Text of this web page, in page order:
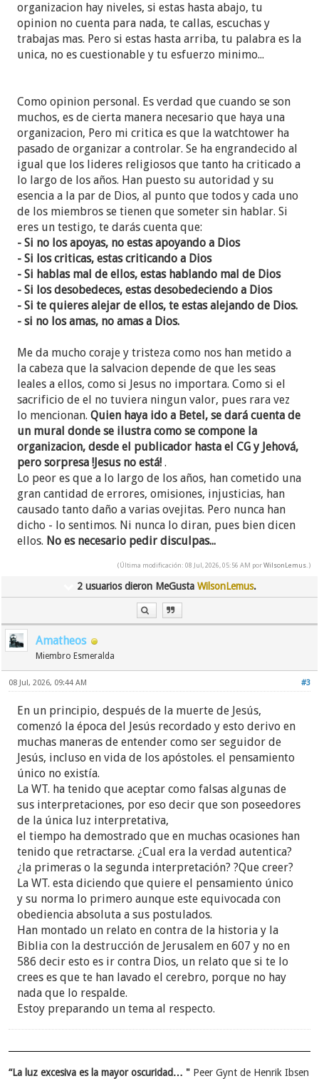
organizacion hay niveles, si estas hasta abajo, tu
opinion no cuenta para nada, te callas, escuchas y
trabajas mas. Pero si estas hasta arriba, tu palabra es la
unica, no es cuestionable y tu esfuerzo minimo...
Como opinion personal. Es verdad que cuando se son
muchos, es de cierta manera necesario que haya una
organizacion, Pero mi critica es que la watchtower ha
pasado de organizar a controlar. Se ha engrandecido al
igual que los lideres religiosos que tanto ha criticado a
lo largo de los años. Han puesto su autoridad y su
esencia a la par de Dios, al punto que todos y cada uno
de los miembros se tienen que someter sin hablar. Si
eres un testigo, te darás cuenta que:
- Si no los apoyas, no estas apoyando a Dios
- Si los criticas, estas criticando a Dios
- Si hablas mal de ellos, estas hablando mal de Dios
- Si los desobedeces, estas desobedeciendo a Dios
- Si te quieres alejar de ellos, te estas alejando de Dios.
- si no los amas, no amas a Dios.
Me da mucho coraje y tristeza como nos han metido a
la cabeza que la salvacion depende de que les seas
leales a ellos, como si Jesus no importara. Como si el
sacrificio de el no tuviera ningun valor, pues rara vez
lo mencionan.Quien haya ido a Betel, se dará cuenta de
un mural donde se ilustra como se compone la
organizacion, desde el publicador hasta el CG y Jehová,
pero sorpresa !Jesus no está!.
Lo peor es que a lo largo de los años, han cometido una
gran cantidad de errores, omisiones, injusticias, han
causado tanto daño a varias ovejitas. Pero nunca han
dicho - lo sentimos. Ni nunca lo diran, pues bien dicen
ellos. No es necesario pedir disculpas...
(Última modificación: 08 Jul, 2026, 05:56 AM porWilsonLemus.)
2 usuarios dieron MeGusta WilsonLemus.
Amatheos
Miembro Esmeralda
#3
08 Jul, 2026, 09:44 AM
En un principio, después de la muerte de Jesús,
comenzó la época del Jesús recordado y esto derivo en
muchas maneras de entender como ser seguidor de
Jesús, incluso en vida de los apóstoles. el pensamiento
único no existía.
La WT. ha tenido que aceptar como falsas algunas de
sus interpretaciones, por eso decir que son poseedores
de la única luz interpretativa,
el tiempo ha demostrado que en muchas ocasiones han
tenido que retractarse. ¿Cual era la verdad autentica?
¿la primeras o la segunda interpretación? ?Que creer?
La WT. esta diciendo que quiere el pensamiento único
y su norma lo primero aunque este equivocada con
obediencia absoluta a sus postulados.
Han montado un relato en contra de la historia y la
Biblia con la destrucción de Jerusalem en 607 y no en
586 decir esto es ir contra Dios, un relato que si te lo
crees es que te han lavado el cerebro, porque no hay
nada que lo respalde.
Estoy preparando un tema al respecto.
“La luz excesiva es la mayor oscuridad… " Peer Gynt de Henrik Ibsen